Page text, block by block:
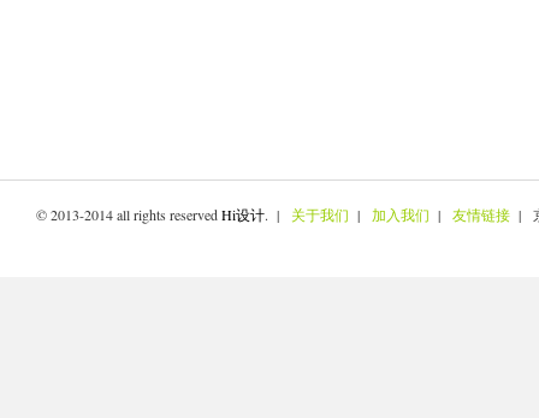
© 2013-2014 all rights reservedHi设计. | 关于我们 | 加入我们 | 友情链接 |